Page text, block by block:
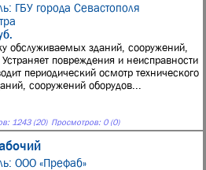
ГБУ города Севастополя
обслуживаемых зданий, сооружений,
повреждения и неисправности
периодический осмотр технического
сооружений оборудов...
1243 (20) Просмотров: 0 (0)
ООО «Префаб»